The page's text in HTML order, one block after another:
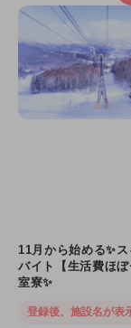
11月から始める✨
バイト【生活費ほ
室寮✨
登録後、施設名が表